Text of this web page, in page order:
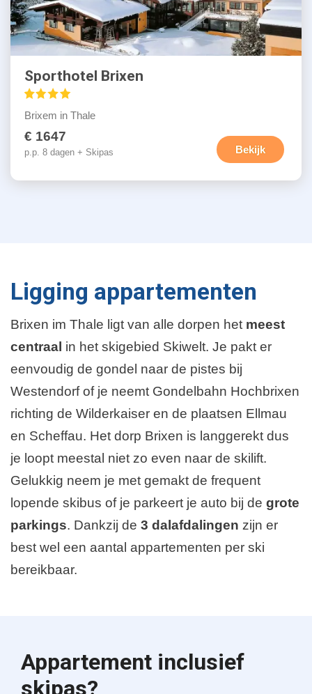
Sporthotel Brixen
Brixem in Thale
€ 1647
p.p. 8 dagen + Skipas Bekijk
Ligging appartementen
Brixen im Thale ligt van alle dorpen het meest
centraal in het skigebied Skiwelt. Je pakt er
eenvoudig de gondel naar de pistes bij
Westendorf of je neemt Gondelbahn Hochbrixen
richting de Wilderkaiser en de plaatsen Ellmau
en Scheffau. Het dorp Brixen is langgerekt dus
je loopt meestal niet zo even naar de skilift.
Gelukkig neem je met gemakt de frequent
lopende skibus of je parkeert je auto bij de grote
parkings. Dankzij de 3 dalafdalingen zijn er
best wel een aantal appartementen per ski
bereikbaar.
Appartement inclusief
skipas?